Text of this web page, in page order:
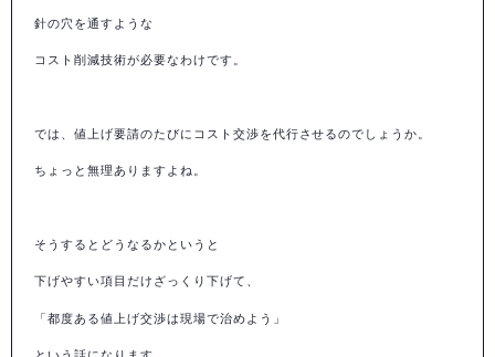
針の穴を通すような
コスト削減技術が必要なわけです。
では、値上げ要請のたびにコスト交渉を代行させるのでしょうか。
ちょっと無理ありますよね。
そうするとどうなるかというと
下げやすい項目だけざっくり下げて、
「都度ある値上げ交渉は現場で治めよう」